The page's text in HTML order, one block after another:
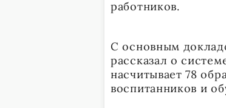
работников.
С основным
рассказал о
насчитывает 78
воспитанников и